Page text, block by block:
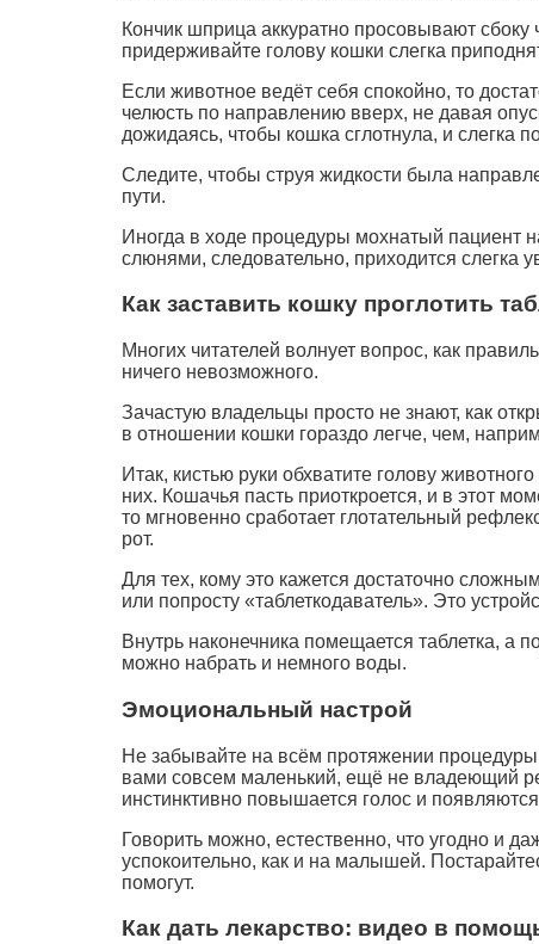
Кончик шприца аккуратно просовывают
придерживайте голову кошки слегка
Если животное ведёт себя спокойно, то
челюсть по направлению вверх, не давая
дожидаясь, чтобы кошка сглотнула, и слегка
Следите, чтобы струя жидкости была
пути.
Иногда в ходе процедуры мохнатый пациент
слюнями, следовательно, приходится слегка
Как заставить кошку проглотить
Многих читателей волнует вопрос, как
ничего невозможного.
Зачастую владельцы просто не знают, как
в отношении кошки гораздо легче, чем,
Итак, кистью руки обхватите голову
них. Кошачья пасть приоткроется, и в этот
то мгновенно сработает глотательный
рот.
Для тех, кому это кажется достаточно
или попросту «таблеткодаватель». Это
Внутрь наконечника помещается таблетка, а
можно набрать и немного воды.
Эмоциональный настрой
Не забывайте на всём протяжении процедуры
вами совсем маленький, ещё не владеющий
инстинктивно повышается голос и
Говорить можно, естественно, что угодно и
успокоительно, как и на малышей.
помогут.
Как дать лекарство: видео в